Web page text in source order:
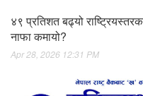
४९ प्रतिशत बढ्यो
नाफा कमायो?
Apr 28, 2026 12:31 PM